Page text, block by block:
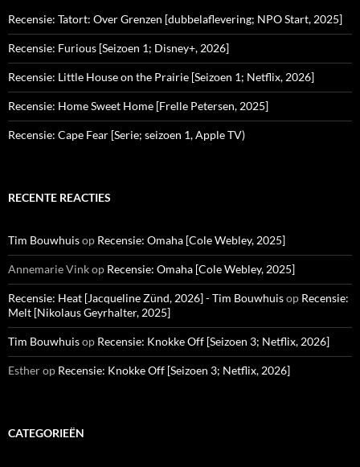
Recensie: Tatort: Over Grenzen [dubbelaflevering; NPO Start, 2025]
Recensie: Furious [Seizoen 1; Disney+, 2026]
Recensie: Little House on the Prairie [Seizoen 1; Netflix, 2026]
Recensie: Home Sweet Home [Frelle Petersen, 2025]
Recensie: Cape Fear [Serie; seizoen 1, Apple TV)
RECENTE REACTIES
Tim Bouwhuisop Recensie: Omaha [Cole Webley, 2025]
Annemarie Vinkop Recensie: Omaha [Cole Webley, 2025]
Recensie: Heat [Jacqueline Zünd, 2026] - Tim Bouwhuisop Recensie:
Melt [Nikolaus Geyrhalter, 2025]
Tim Bouwhuisop Recensie: Knokke Off [Seizoen 3; Netflix, 2026]
Estherop Recensie: Knokke Off [Seizoen 3; Netflix, 2026]
CATEGORIEËN